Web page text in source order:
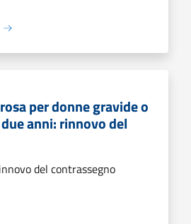
per donne gravide o
anni: rinnovo del
del contrassegno